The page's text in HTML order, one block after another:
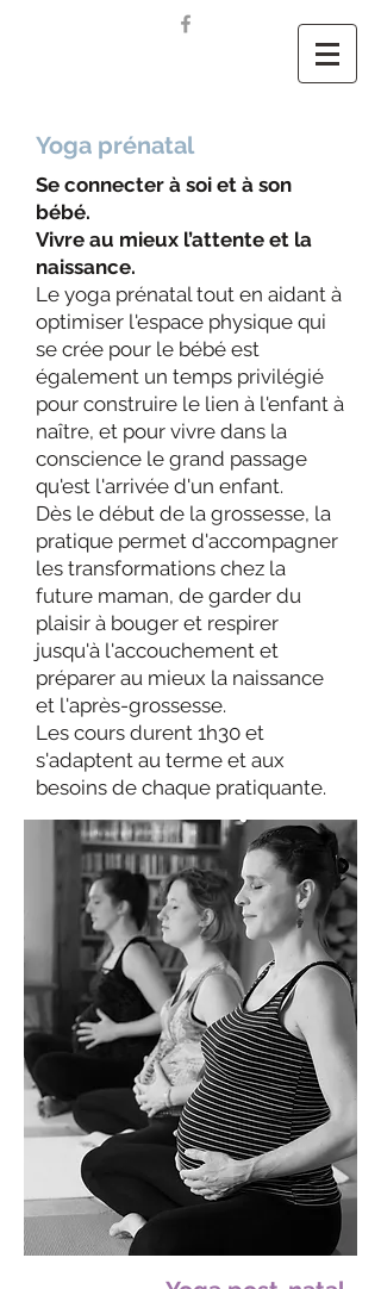
Yoga prénatal
Se connecter à soi et à son
bébé.
Vivre au mieux l’attente et la
naissance.
Le yoga prénatal tout en aidant à
optimiser l'espace physique qui
se crée pour le bébé est
également un temps privilégié
pour construire le lien à l'enfant à
naître, et pour vivre dans la
conscience le grand passage
qu'est l'arrivée d'un enfant.
Dès le début de la grossesse, la
pratique permet d'accompagner
les transformations chez la
future maman, de garder du
plaisir à bouger et respirer
jusqu'à l'accouchement et
préparer au mieux la naissance
et l'après-grossesse.
Les cours durent 1h30 et
s'adaptent au terme et aux
besoins de chaque pratiquante.